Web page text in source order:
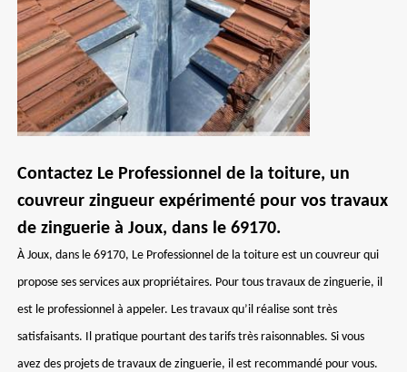
Contactez Le Professionnel de la toiture, un
couvreur zingueur expérimenté pour vos travaux
de zinguerie à Joux, dans le 69170.
À Joux, dans le 69170, Le Professionnel de la toiture est un couvreur qui
propose ses services aux propriétaires. Pour tous travaux de zinguerie, il
est le professionnel à appeler. Les travaux qu’il réalise sont très
satisfaisants. Il pratique pourtant des tarifs très raisonnables. Si vous
avez des projets de travaux de zinguerie, il est recommandé pour vous.